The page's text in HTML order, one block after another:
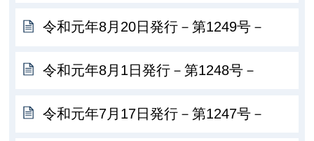
令和元年8月20日発行－第1249号－
令和元年8月1日発行－第1248号－
令和元年7月17日発行－第1247号－